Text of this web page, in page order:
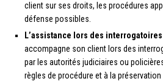
client sur ses droits, les procédures
défense possibles.
L’assistance lors des
accompagne son client lors des
par les autorités judiciaires ou
règles de procédure et à la